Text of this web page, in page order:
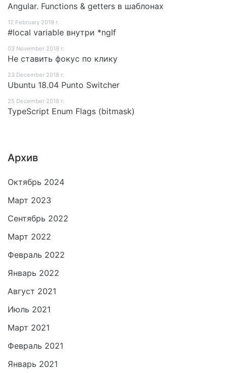
Angular. Functions & getters в шаблонах
12 February 2019 г.
#local variable внутри *ngIf
03 November 2019 г.
Не ставить фокус по клику
23 December 2018 г.
Ubuntu 18.04 Punto Switcher
25 December 2018 г.
TypeScript Enum Flags (bitmask)
Архив
Октябрь 2024
Март 2023
Сентябрь 2022
Март 2022
Февраль 2022
Январь 2022
Август 2021
Июль 2021
Март 2021
Февраль 2021
Январь 2021